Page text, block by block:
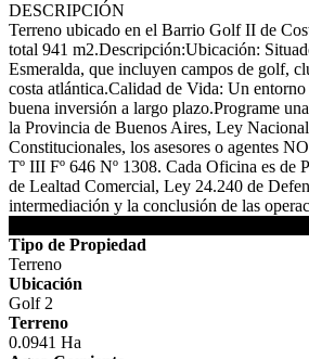
DESCRIPCIÓN
Terreno ubicado en el Barrio Golf II de
total 941 m2.Descripción:Ubicación:
Esmeralda, que incluyen campos de golf,
costa atlántica.Calidad de Vida: Un
buena inversión a largo plazo.Programe
la Provincia de Buenos Aires, Ley
Constitucionales, los asesores o agentes
Tº III Fº 646 Nº 1308. Cada Oficina es
de Lealtad Comercial, Ley 24.240 de
intermediación y la conclusión de las
Tipo de Propiedad
Terreno
Ubicación
Golf 2
Terreno
0.0941 Ha